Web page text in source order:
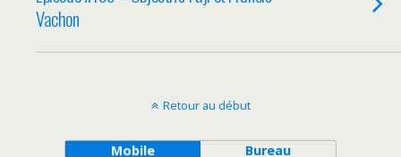
Vachon
Retour au début
Mobile Bureau